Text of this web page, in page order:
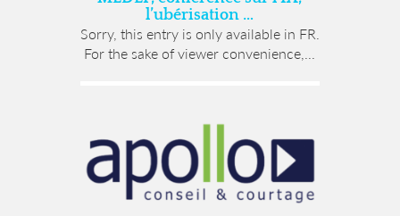
l’ubérisation …
Sorry, this entry is only available in FR.
For the sake of viewer convenience,...